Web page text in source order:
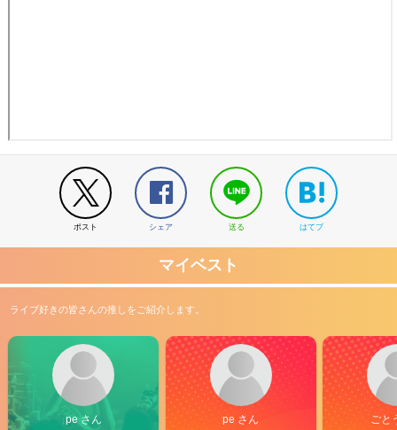
ポスト シェア 送る はてブ
マイベスト
ライブ好きの皆さんの推しをご紹介します。
pe さん pe さん ごと